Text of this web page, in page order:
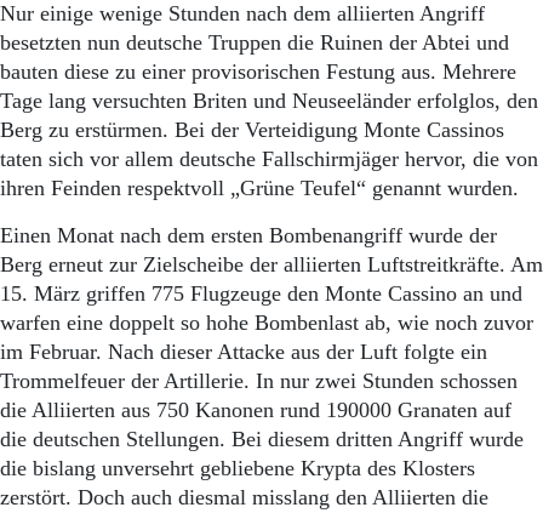
Nur einige wenige Stunden nach dem alliierten Angriff
besetzten nun deutsche Truppen die Ruinen der Abtei und
bauten diese zu einer provisorischen Festung aus. Mehrere
Tage lang versuchten Briten und Neuseeländer erfolglos, den
Berg zu erstürmen. Bei der Verteidigung Monte Cassinos
taten sich vor allem deutsche Fallschirmjäger hervor, die von
ihren Feinden respektvoll „Grüne Teufel“ genannt wurden.
Einen Monat nach dem ersten Bombenangriff wurde der
Berg erneut zur Zielscheibe der alliierten Luftstreitkräfte. Am
15. März griffen 775 Flugzeuge den Monte Cassino an und
warfen eine doppelt so hohe Bombenlast ab, wie noch zuvor
im Februar. Nach dieser Attacke aus der Luft folgte ein
Trommelfeuer der Artillerie. In nur zwei Stunden schossen
die Alliierten aus 750 Kanonen rund 190000 Granaten auf
die deutschen Stellungen. Bei diesem dritten Angriff wurde
die bislang unversehrt gebliebene Krypta des Klosters
zerstört. Doch auch diesmal misslang den Alliierten die